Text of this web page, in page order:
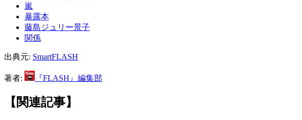
嵐
暴露本
藤島ジュリー景子
関係
出典元: SmartFLASH
著者: 『FLASH』編集部
【関連記事】